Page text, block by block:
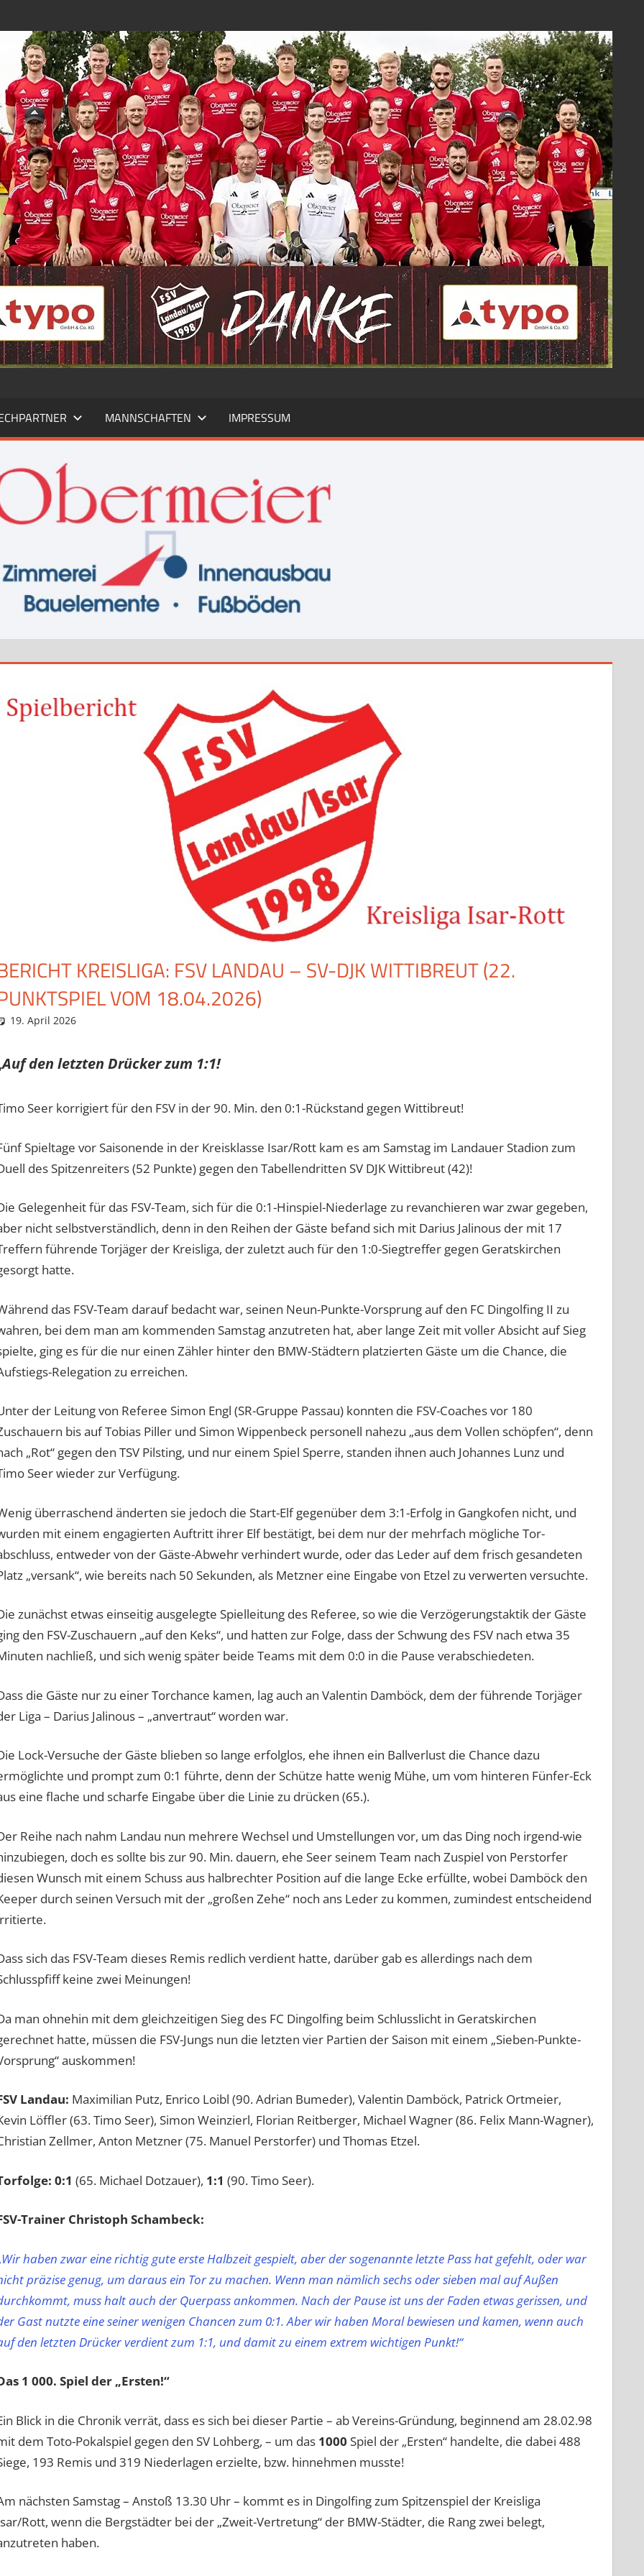
MANNSCHAFTEN IMPRESSUM
KREISLIGA: FSV LANDAU – SV-DJK WITTIBREUT (22.
VOM 18.04.2026)
19. April 2026
Auf den letzten Drücker zum 1:1!
Seer korrigiert für den FSV in der 90. Min. den 0:1-Rückstand gegen Wittibreut!
Spieltage vor Saisonende in der Kreisklasse Isar/Rott kam es am Samstag im Landauer Stadion zum
des Spitzenreiters (52 Punkte) gegen den Tabellendritten SV DJK Wittibreut (42)!
Gelegenheit für das FSV-Team, sich für die 0:1-Hinspiel-Niederlage zu revanchieren war zwar gegeben,
nicht selbstverständlich, denn in den Reihen der Gäste befand sich mit Darius Jalinous der mit 17
führende Torjäger der Kreisliga, der zuletzt auch für den 1:0-Siegtreffer gegen Geratskirchen
hatte.
das FSV-Team darauf bedacht war, seinen Neun-Punkte-Vorsprung auf den FC Dingolfing II zu
bei dem man am kommenden Samstag anzutreten hat, aber lange Zeit mit voller Absicht auf Sieg
ging es für die nur einen Zähler hinter den BMW-Städtern platzierten Gäste um die Chance, die
Relegation zu erreichen.
der Leitung von Referee Simon Engl (SR-Gruppe Passau) konnten die FSV-Coaches vor 180
bis auf Tobias Piller und Simon Wippenbeck personell nahezu „aus dem Vollen schöpfen“, denn
„Rot“ gegen den TSV Pilsting, und nur einem Spiel Sperre, standen ihnen auch Johannes Lunz und
Seer wieder zur Verfügung.
überraschend änderten sie jedoch die Start-Elf gegenüber dem 3:1-Erfolg in Gangkofen nicht, und
mit einem engagierten Auftritt ihrer Elf bestätigt, bei dem nur der mehrfach mögliche Tor-
entweder von der Gäste-Abwehr verhindert wurde, oder das Leder auf dem frisch gesandeten
„versank“, wie bereits nach 50 Sekunden, als Metzner eine Eingabe von Etzel zu verwerten versuchte.
zunächst etwas einseitig ausgelegte Spielleitung des Referee, so wie die Verzögerungstaktik der Gäste
den FSV-Zuschauern „auf den Keks“, und hatten zur Folge, dass der Schwung des FSV nach etwa 35
nachließ, und sich wenig später beide Teams mit dem 0:0 in die Pause verabschiedeten.
die Gäste nur zu einer Torchance kamen, lag auch an Valentin Damböck, dem der führende Torjäger
Liga – Darius Jalinous – „anvertraut“ worden war.
Lock-Versuche der Gäste blieben so lange erfolglos, ehe ihnen ein Ballverlust die Chance dazu
und prompt zum 0:1 führte, denn der Schütze hatte wenig Mühe, um vom hinteren Fünfer-Eck
eine flache und scharfe Eingabe über die Linie zu drücken (65.).
Reihe nach nahm Landau nun mehrere Wechsel und Umstellungen vor, um das Ding noch irgend-wie
doch es sollte bis zur 90. Min. dauern, ehe Seer seinem Team nach Zuspiel von Perstorfer
Wunsch mit einem Schuss aus halbrechter Position auf die lange Ecke erfüllte, wobei Damböck den
durch seinen Versuch mit der „großen Zehe“ noch ans Leder zu kommen, zumindest entscheidend
sich das FSV-Team dieses Remis redlich verdient hatte, darüber gab es allerdings nach dem
keine zwei Meinungen!
man ohnehin mit dem gleichzeitigen Sieg des FC Dingolfing beim Schlusslicht in Geratskirchen
hatte, müssen die FSV-Jungs nun die letzten vier Partien der Saison mit einem „Sieben-Punkte-
auskommen!
Landau: Maximilian Putz, Enrico Loibl (90. Adrian Bumeder), Valentin Damböck, Patrick Ortmeier,
Löffler (63. Timo Seer), Simon Weinzierl, Florian Reitberger, Michael Wagner (86. Felix Mann-Wagner),
Zellmer, Anton Metzner (75. Manuel Perstorfer) und Thomas Etzel.
0:1 (65. Michael Dotzauer), 1:1 (90. Timo Seer).
Trainer Christoph Schambeck:
Wir haben zwar eine richtig gute erste Halbzeit gespielt, aber der sogenannte letzte Pass hat gefehlt, oder war
präzise genug, um daraus ein Tor zu machen. Wenn man nämlich sechs oder sieben mal auf Außen
muss halt auch der Querpass ankommen. Nach der Pause ist uns der Faden etwas gerissen, und
Gast nutzte eine seiner wenigen Chancen zum 0:1. Aber wir haben Moral bewiesen und kamen, wenn auch
den letzten Drücker verdient zum 1:1, und damit zu einem extrem wichtigen Punkt!“
1 000. Spiel der „Ersten!“
Blick in die Chronik verrät, dass es sich bei dieser Partie – ab Vereins-Gründung, beginnend am 28.02.98
dem Toto-Pokalspiel gegen den SV Lohberg, – um das 1000 Spiel der „Ersten“ handelte, die dabei 488
193 Remis und 319 Niederlagen erzielte, bzw. hinnehmen musste!
nächsten Samstag – Anstoß 13.30 Uhr – kommt es in Dingolfing zum Spitzenspiel der Kreisliga
Rott, wenn die Bergstädter bei der „Zweit-Vertretung“ der BMW-Städter, die Rang zwei belegt,
haben.